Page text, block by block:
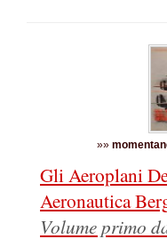
»»
Gli Aeroplani
Aeronautica
Volume primo